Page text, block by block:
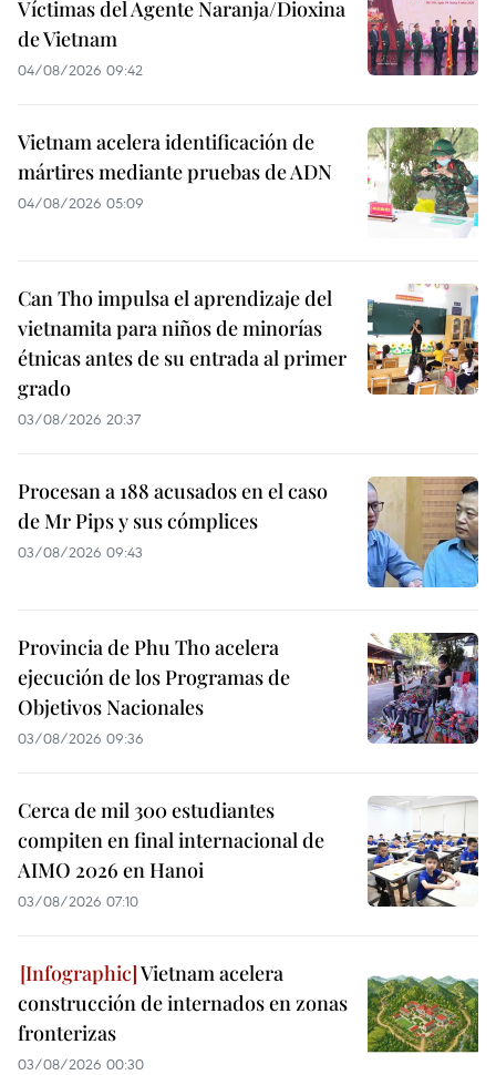
Víctimas del Agente Naranja/Dioxina
de Vietnam
04/08/2026 09:42
Vietnam acelera identificación de
mártires mediante pruebas de ADN
04/08/2026 05:09
Can Tho impulsa el aprendizaje del
vietnamita para niños de minorías
étnicas antes de su entrada al primer
grado
03/08/2026 20:37
Procesan a 188 acusados en el caso
de Mr Pips y sus cómplices
03/08/2026 09:43
Provincia de Phu Tho acelera
ejecución de los Programas de
Objetivos Nacionales
03/08/2026 09:36
Cerca de mil 300 estudiantes
compiten en final internacional de
AIMO 2026 en Hanoi
03/08/2026 07:10
Vietnam acelera
construcción de internados en zonas
fronterizas
03/08/2026 00:30